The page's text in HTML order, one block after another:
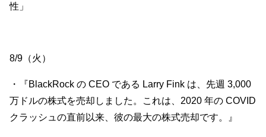
性」
8/9（火）
・『BlackRock の CEO である Larry Fink は、先週 3,000
万ドルの株式を売却しました。これは、2020 年の COVID
クラッシュの直前以来、彼の最大の株式売却です。』